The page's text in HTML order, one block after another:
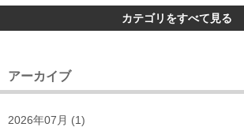
カテゴリをすべて見る
アーカイブ
2026年07月 (1)